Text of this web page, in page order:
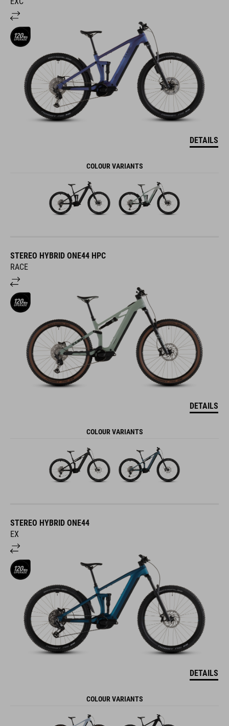
DETAILS
COLOUR VARIANTS
STEREO HYBRID ONE44 HPC
RACE
DETAILS
COLOUR VARIANTS
STEREO HYBRID ONE44
EX
DETAILS
COLOUR VARIANTS